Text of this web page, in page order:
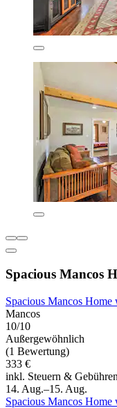
Spacious Mancos
Spacious Mancos
Mancos
10/10
Außergewöhnlich
(1 Bewertung)
333 €
inkl. Steuern & Gebühren
14. Aug.–15. Aug.
Spacious Mancos